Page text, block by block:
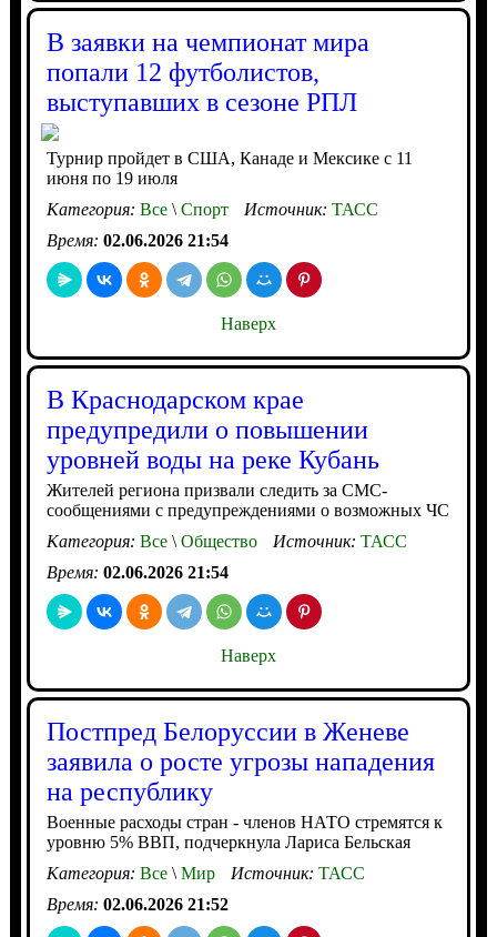
В заявки на чемпионат мира
попали 12 футболистов,
выступавших в сезоне РПЛ
Турнир пройдет в США, Канаде и Мексике с 11
июня по 19 июля
Категория: Все\Спорт Источник: ТАСС
Время: 02.06.2026 21:54
Наверх
В Краснодарском крае
предупредили о повышении
уровней воды на реке Кубань
Жителей региона призвали следить за СМС-
сообщениями с предупреждениями о возможных ЧС
Категория: Все\Общество Источник: ТАСС
Время: 02.06.2026 21:54
Наверх
Постпред Белоруссии в Женеве
заявила о росте угрозы нападения
на республику
Военные расходы стран - членов НАТО стремятся к
уровню 5% ВВП, подчеркнула Лариса Бельская
Категория: Все\Мир Источник: ТАСС
Время: 02.06.2026 21:52